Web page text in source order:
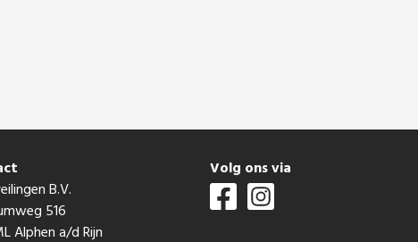
B.V.
516
Alphen a/d Rijn
Volg ons via